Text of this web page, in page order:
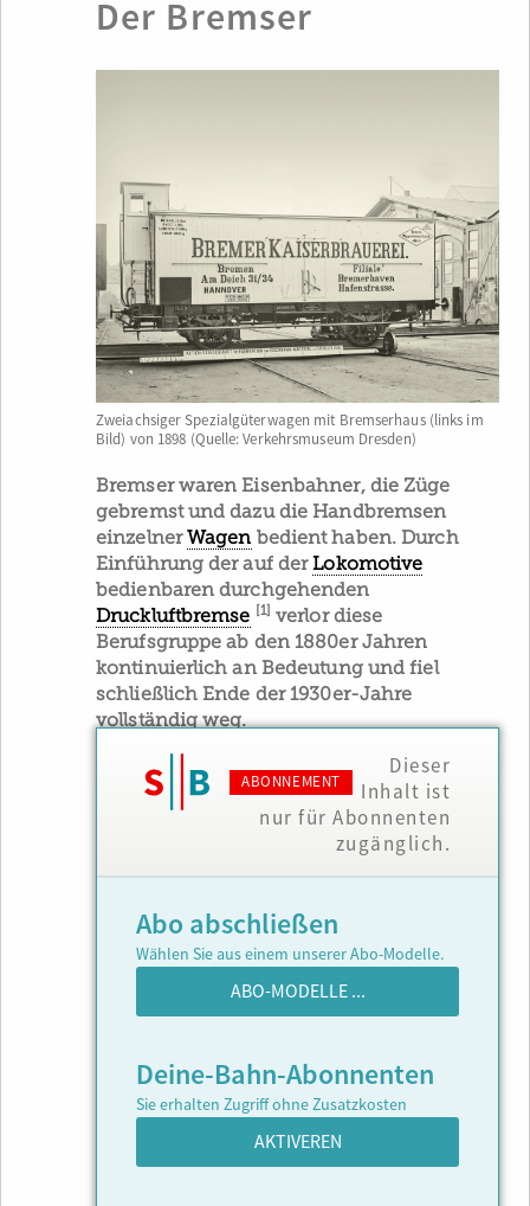
Der Bremser
Zweiachsiger Spezialgüterwagen mit Bremserhaus (links im
Bild) von 1898 (Quelle: Verkehrsmuseum Dresden)
Bremser waren Eisenbahner, die Züge
gebremst und dazu die Handbremsen
einzelnerWagen bedient haben. Durch
Einführung der auf derLokomotive
bedienbaren durchgehenden
Druckluftbremse [1] verlor diese
Berufsgruppe ab den 1880er Jahren
kontinuierlich an Bedeutung und fiel
schließlich Ende der 1930er-Jahre
vollständig weg.
ABONNEMENT
Dieser
Inhalt ist
nur für Abonnenten
zugänglich.
Abo abschließen
Wählen Sie aus einem unserer Abo-Modelle.
ABO-MODELLE ...
Deine-Bahn-Abonnenten
Sie erhalten Zugriff ohne Zusatzkosten
AKTIVEREN